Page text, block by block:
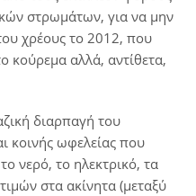
στρωμάτων, για να μην
χρέους το 2012, που
κούρεμα αλλά, αντίθετα,
διαρπαγή του
κοινής ωφελείας που
νερό, το ηλεκτρικό, τα
στα ακίνητα (μεταξύ